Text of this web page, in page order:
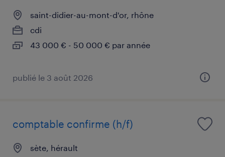
saint-didier-au-mont-d'or, rhône
cdi
43 000 € - 50 000 € par année
publié le 3 août 2026
comptable confirme (h/f)
sète, hérault